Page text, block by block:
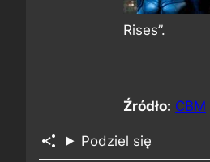
Rises”.
Źródło: CBM
Podziel się